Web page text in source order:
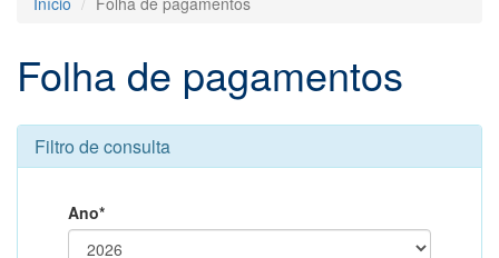
Folha de pagamentos
Filtro de consulta
Ano*